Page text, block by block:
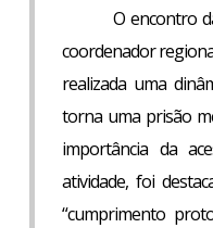
O encontro
coordenador
realizada uma
torna uma prisão
importância da
atividade, foi
“cumprimento